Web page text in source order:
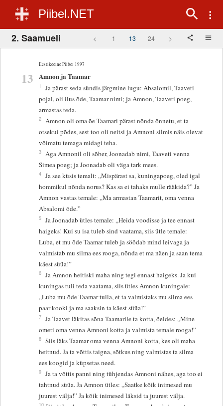
Piibel.NET
2. Saamueli < 1 13 24 >
Eestikeelne Piibel 1997
13 Amnon ja Taamar
1
Ja pärast seda sündis järgmine lugu: Absalomil, Taaveti
pojal, oli ilus õde, Taamar nimi; ja Amnon, Taaveti poeg,
armastas teda.
2 Amnon oli oma õe Taamari pärast nõnda õnnetu, et ta
otsekui põdes, sest too oli neitsi ja Amnoni silmis näis olevat
võimatu temaga midagi teha.
3 Aga Amnonil oli sõber, Joonadab nimi, Taaveti venna
Simea poeg; ja Joonadab oli väga tark mees.
4 Ja see küsis temalt: „Mispärast sa, kuningapoeg, oled igal
hommikul nõnda norus? Kas sa ei tahaks mulle rääkida?” Ja
Amnon vastas temale: „Ma armastan Taamarit, oma venna
Absalomi õde.”
5 Ja Joonadab ütles temale: „Heida voodisse ja tee ennast
haigeks! Kui su isa tuleb sind vaatama, siis ütle temale:
Luba, et mu õde Taamar tuleb ja söödab mind leivaga ja
valmistab mu silma ees rooga, nõnda et ma näen ja saan tema
käest süüa!”
6 Ja Amnon heitiski maha ning tegi ennast haigeks. Ja kui
kuningas tuli teda vaatama, siis ütles Amnon kuningale:
„Luba mu õde Taamar tulla, et ta valmistaks mu silma ees
paar kooki ja ma saaksin ta käest süüa!”
7 Ja Taavet läkitas sõna Taamarile ta kotta, öeldes: „Mine
ometi oma venna Amnoni kotta ja valmista temale rooga!”
8 Siis läks Taamar oma venna Amnoni kotta, kes oli maha
heitnud. Ja ta võttis taigna, sõtkus ning valmistas ta silma
ees koogid ja küpsetas need.
9 Ja ta võttis panni ning tühjendas Amnoni nähes, aga too ei
tahtnud süüa. Ja Amnon ütles: „Saatke kõik inimesed mu
juurest välja!” Ja kõik inimesed läksid ta juurest välja.